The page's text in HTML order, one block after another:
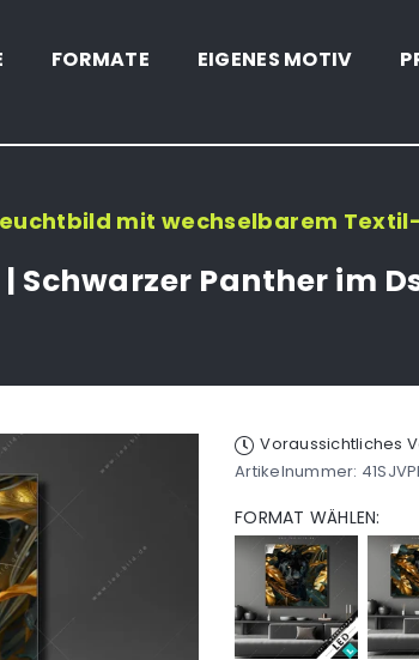
FORMATE EIGENES MOTIV
mit wechselbarem
Schwarzer Panther im
Voraussichtliches
Artikelnummer:
FORMAT WÄHLEN: